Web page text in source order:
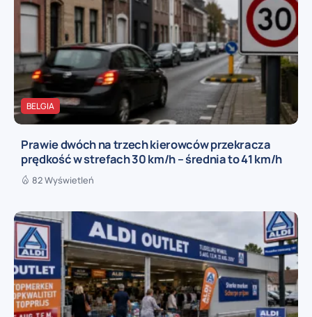
BELGIA
Prawie dwóch na trzech kierowców przekracza
prędkość w strefach 30 km/h – średnia to 41 km/h
82 Wyświetleń